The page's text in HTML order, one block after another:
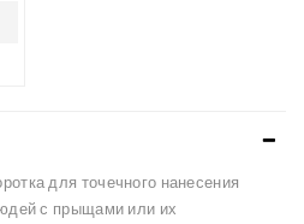
для точечного нанесения
с прыщами или их